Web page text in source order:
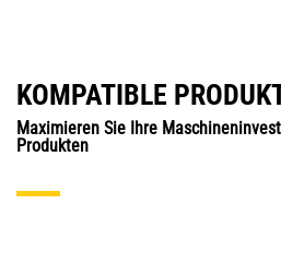
KOMPATIBLE
Maximieren Sie Ihre
Produkten